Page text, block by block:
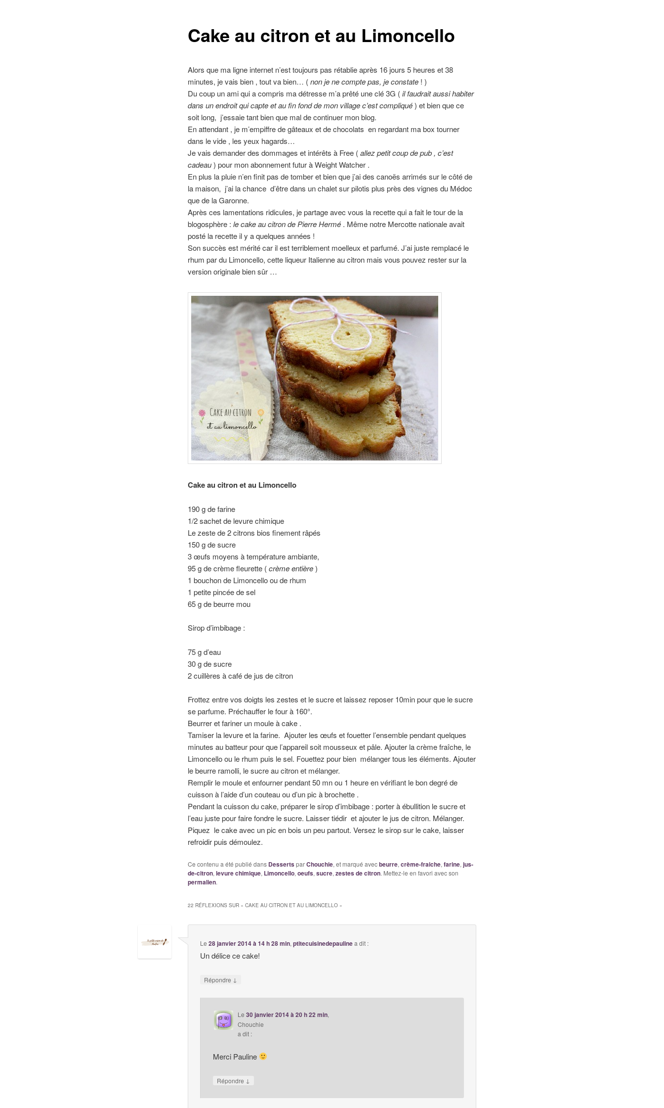
Cake au citron et au Limoncello
Alors que ma ligne internet n’est toujours pas rétablie après 16 jours 5 heures et 38
minutes, je vais bien , tout va bien… (non je ne compte pas, je constate! )
Du coup un ami qui a compris ma détresse m’a prêté une clé 3G (il faudrait aussi habiter
dans un endroit qui capte et au fin fond de mon village c’est compliqué) et bien que ce
soit long, j’essaie tant bien que mal de continuer mon blog.
En attendant , je m’empiffre de gâteaux et de chocolats en regardant ma box tourner
dans le vide , les yeux hagards…
Je vais demander des dommages et intérêts à Free (allez petit coup de pub , c’est
cadeau) pour mon abonnement futur à Weight Watcher .
En plus la pluie n’en finit pas de tomber et bien que j’ai des canoës arrimés sur le côté de
la maison, j’ai la chance d’être dans un chalet sur pilotis plus près des vignes du Médoc
que de la Garonne.
Après ces lamentations ridicules, je partage avec vous la recette qui a fait le tour de la
blogosphère : le cake au citron de Pierre Hermé. Même notre Mercotte nationale avait
posté la recette il y a quelques années !
Son succès est mérité car il est terriblement moelleux et parfumé. J’ai juste remplacé le
rhum par du Limoncello, cette liqueur Italienne au citron mais vous pouvez rester sur la
version originale bien sûr …
Cake au citron et au Limoncello
190 g de farine
1/2 sachet de levure chimique
Le zeste de 2 citrons bios finement râpés
150 g de sucre
3 œufs moyens à température ambiante,
95 g de crème fleurette (crème entière)
1 bouchon de Limoncello ou de rhum
1 petite pincée de sel
65 g de beurre mou
Sirop d’imbibage :
75 g d’eau
30 g de sucre
2 cuillères à café de jus de citron
Frottez entre vos doigts les zestes et le sucre et laissez reposer 10min pour que le sucre
se parfume. Préchauffer le four à 160°.
Beurrer et fariner un moule à cake .
Tamiser la levure et la farine. Ajouter les œufs et fouetter l’ensemble pendant quelques
minutes au batteur pour que l’appareil soit mousseux et pâle. Ajouter la crème fraîche, le
Limoncello ou le rhum puis le sel. Fouettez pour bien mélanger tous les éléments. Ajouter
le beurre ramolli, le sucre au citron et mélanger.
Remplir le moule et enfourner pendant 50 mn ou 1 heure en vérifiant le bon degré de
cuisson à l’aide d’un couteau ou d’un pic à brochette .
Pendant la cuisson du cake, préparer le sirop d’imbibage : porter à ébullition le sucre et
l’eau juste pour faire fondre le sucre. Laisser tiédir et ajouter le jus de citron. Mélanger.
Piquez le cake avec un pic en bois un peu partout. Versez le sirop sur le cake, laisser
refroidir puis démoulez.
Ce contenu a été publié dans DessertsparChouchie, et marqué avecbeurre, crème-fraiche, farine, jus-
de-citron, levure chimique, Limoncello, oeufs, sucre, zestes de citron. Mettez-le en favori avec son
permalien.
22 RÉFLEXIONS SUR « CAKE AU CITRON ET AU LIMONCELLO»
Le28 janvier 2014 à 14 h 28 min,ptitecuisinedepaulinea dit :
Un délice ce cake!
Répondre ↓
Le 30 janvier 2014 à 20 h 22 min,
Chouchie
a dit :
Merci Pauline
Répondre ↓